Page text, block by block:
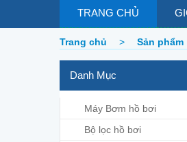
TRANG CHỦ
Trang chủ > Sản phẩm
Danh Mục
Máy Bơm hồ bơi
Bộ lọc hồ bơi